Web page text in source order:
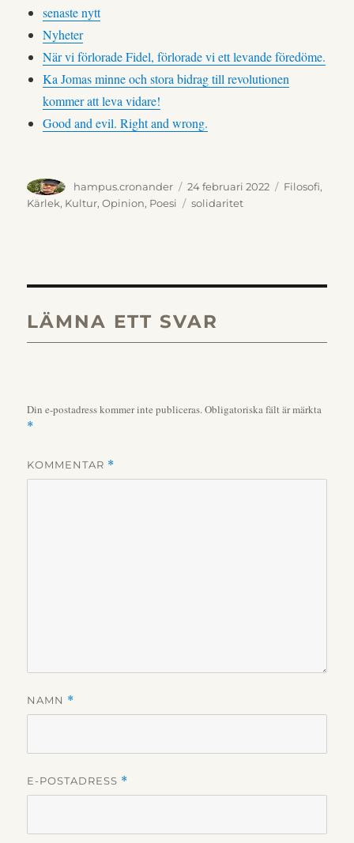
senaste nytt
Nyheter
När vi förlorade Fidel, förlorade vi ett levande föredöme.
Ka Jomas minne och stora bidrag till revolutionen
kommer att leva vidare!
Good and evil. Right and wrong.
Författare
hampus.cronander
Publicerat
den
24 februari 2022 Kategorier
Filosofi,
Kärlek, Kultur,Opinion, Poesi Etiketter
solidaritet
LÄMNA ETT SVAR
Din e-postadress kommer inte publiceras.Obligatoriska fält är märkta
*
KOMMENTAR *
NAMN *
E-POSTADRESS *